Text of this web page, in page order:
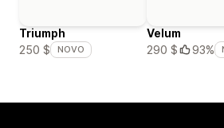
Triumph
250 $
NOVO
Velum
290 $
93%